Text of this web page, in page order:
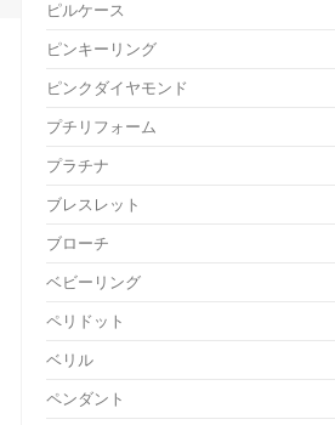
ピルケース
ピンキーリング
ピンクダイヤモンド
プチリフォーム
プラチナ
ブレスレット
ブローチ
ベビーリング
ペリドット
ベリル
ペンダント